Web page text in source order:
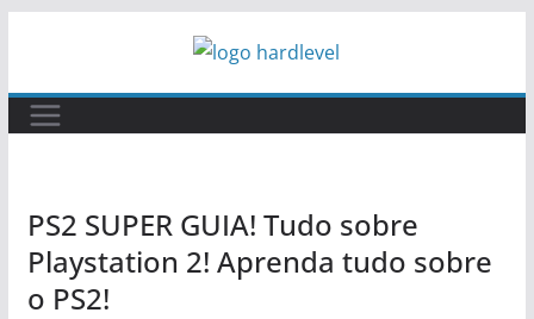
o
conteúdo
PS2 SUPER GUIA! Tudo sobre
Playstation 2! Aprenda tudo sobre
o PS2!